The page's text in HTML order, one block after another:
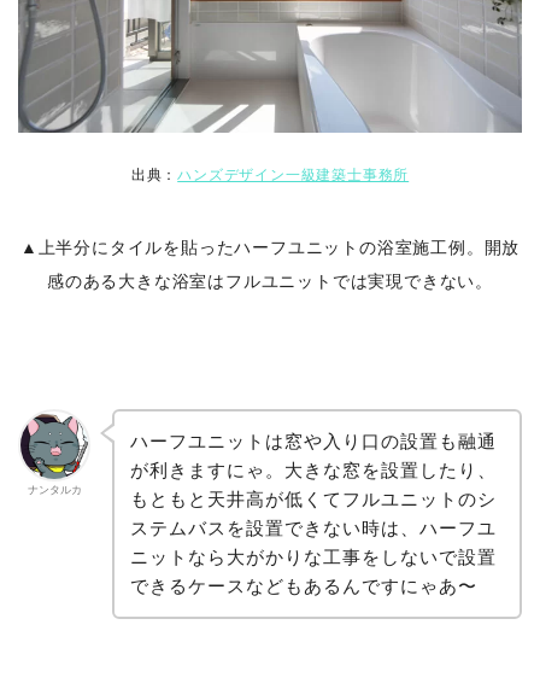
出典：ハンズデザイン一級建築士事務所
▲上半分にタイルを貼ったハーフユニットの浴室施工例。開放
感のある大きな浴室はフルユニットでは実現できない。
ナンタルカ
ハーフユニットは窓や入り口の設置も融通
が利きますにゃ。大きな窓を設置したり、
もともと天井高が低くてフルユニットのシ
ステムバスを設置できない時は、ハーフユ
ニットなら大がかりな工事をしないで設置
できるケースなどもあるんですにゃあ〜